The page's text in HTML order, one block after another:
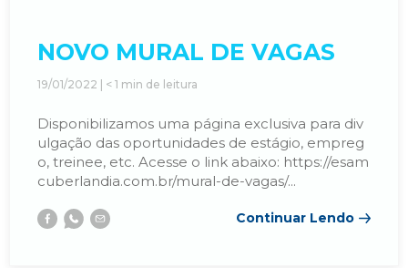
NOVO MURAL DE VAGAS
19/01/2022 | < 1 min de leitura
Disponibilizamos uma página exclusiva para div
ulgação das oportunidades de estágio, empreg
o, treinee, etc. Acesse o link abaixo: https://esam
cuberlandia.com.br/mural-de-vagas/...
Continuar Lendo